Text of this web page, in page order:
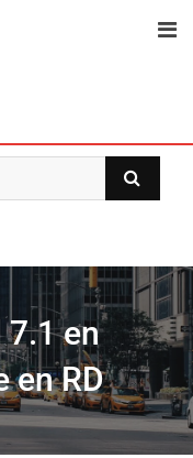
en
en RD